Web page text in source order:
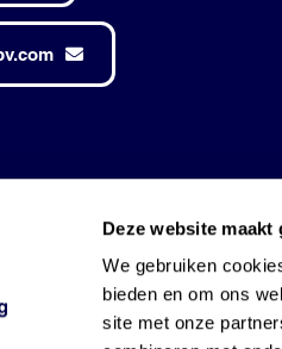
Deze website
We gebruiken
bieden en om ons
site met onze
voorbehouden •
Made by Robuust
and used